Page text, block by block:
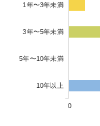
1年〜3年未満
3年〜5年未満
5年〜10年未満
10年以上
0